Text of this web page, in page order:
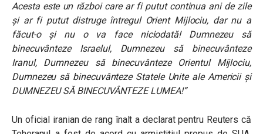
Acesta este un război care ar fi putut continua ani de zile
și ar fi putut distruge întregul Orient Mijlociu, dar nu a
făcut-o și nu o va face niciodată! Dumnezeu să
binecuvânteze Israelul, Dumnezeu să binecuvânteze
Iranul, Dumnezeu să binecuvânteze Orientul Mijlociu,
Dumnezeu să binecuvânteze Statele Unite ale Americii și
DUMNEZEU SĂ BINECUVÂNTEZE LUMEA!”
Un oficial iranian de rang înalt a declarat pentru Reuters că